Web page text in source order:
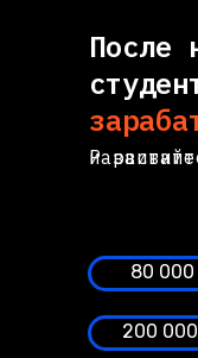
200
80
После
Развивайте навыки